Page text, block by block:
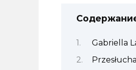
Gabriella